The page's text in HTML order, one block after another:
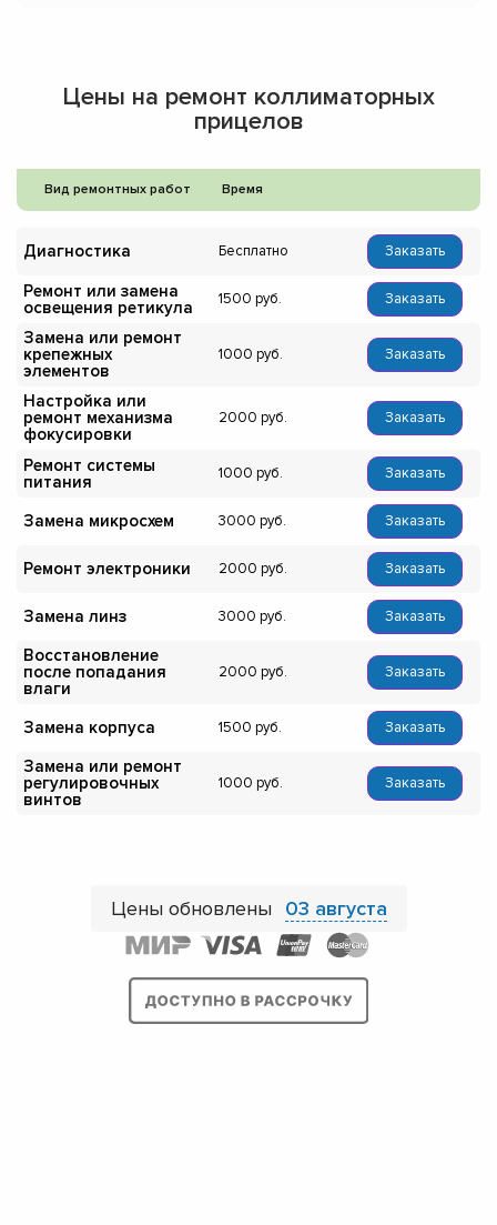
Цены на ремонт коллиматорных
прицелов
Вид ремонтных работ Время
Диагностика Бесплатно Заказать
Ремонт или замена
освещения ретикула
1500 Заказать
Замена или ремонт
крепежных
элементов
1000 Заказать
Настройка или
ремонт механизма
фокусировки
2000 Заказать
Ремонт системы
питания
1000 Заказать
Замена микросхем 3000 Заказать
Ремонт электроники 2000 Заказать
Замена линз 3000 Заказать
Восстановление
после попадания
влаги
2000 Заказать
Замена корпуса 1500 Заказать
Замена или ремонт
регулировочных
винтов
1000 Заказать
Цены обновлены 03 августа